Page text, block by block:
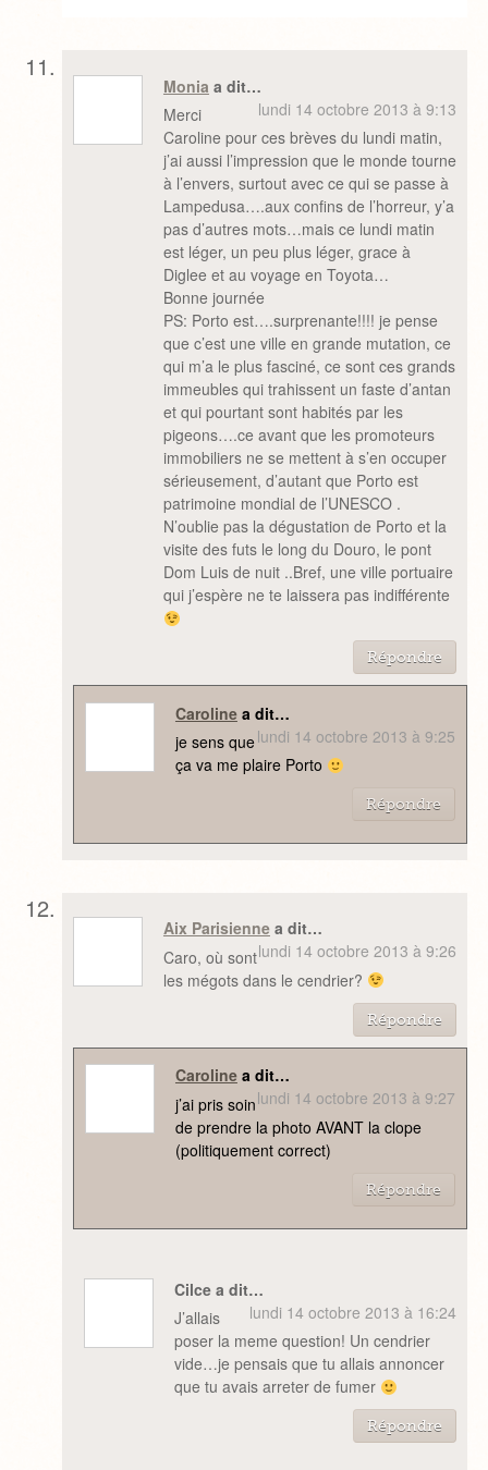
Monia a dit…
lundi 14 octobre 2013 à 9:13
Merci
Caroline pour ces brèves du lundi matin,
j’ai aussi l’impression que le monde tourne
à l’envers, surtout avec ce qui se passe à
Lampedusa….aux confins de l’horreur, y’a
pas d’autres mots…mais ce lundi matin
est léger, un peu plus léger, grace à
Diglee et au voyage en Toyota…
Bonne journée
PS: Porto est….surprenante!!!! je pense
que c’est une ville en grande mutation, ce
qui m’a le plus fasciné, ce sont ces grands
immeubles qui trahissent un faste d’antan
et qui pourtant sont habités par les
pigeons….ce avant que les promoteurs
immobiliers ne se mettent à s’en occuper
sérieusement, d’autant que Porto est
patrimoine mondial de l’UNESCO .
N’oublie pas la dégustation de Porto et la
visite des futs le long du Douro, le pont
Dom Luis de nuit ..Bref, une ville portuaire
qui j’espère ne te laissera pas indifférente
Répondre
Carolinea dit…
lundi 14 octobre 2013 à 9:25
je sens que
ça va me plaire Porto
Répondre
Aix Parisiennea dit…
lundi 14 octobre 2013 à 9:26
Caro, où sont
les mégots dans le cendrier?
Répondre
Carolinea dit…
lundi 14 octobre 2013 à 9:27
j’ai pris soin
de prendre la photo AVANT la clope
(politiquement correct)
Répondre
Cilce a dit…
lundi 14 octobre 2013 à 16:24
J’allais
poser la meme question! Un cendrier
vide…je pensais que tu allais annoncer
que tu avais arreter de fumer
Répondre